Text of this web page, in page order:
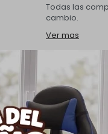
Todas las
cambio.
Ver mas
Medios